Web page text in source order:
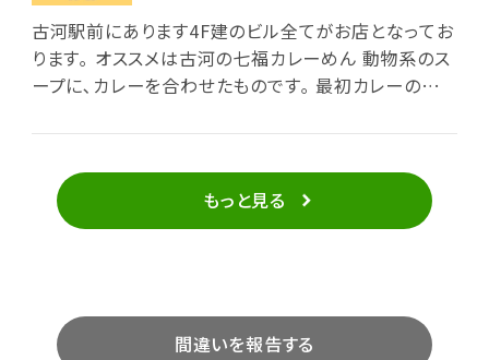
古河駅前にあります4F建のビル全てがお店となってお
ります｡ オススメは古河の七福カレーめん 動物系のス
ープに､カレーを合わせたものです｡ 最初カレーの甘さ
ワときます｡ 麺は細麺で､柔らかくスルッといけますね｡
具は､牛肉･なると･にんじん･チンゲンサイ･鶉の玉子･
海老･古河めしです｡ 古河めしとはいわゆるお焦げで､
麺を食べた後お焦げを崩して食べます｡ 全体的に､カ
もっと見る
間違いを報告する